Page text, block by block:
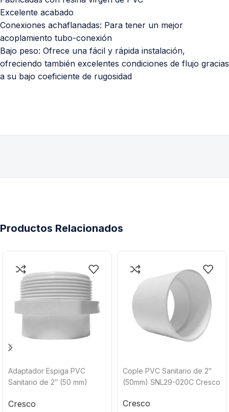
Excelente acabado
Conexiones achaflanadas: Para tener un mejor
acoplamiento tubo-conexión
Bajo peso: Ofrece una fácil y rápida instalación,
ofreciendo también excelentes condiciones de flujo gracias
a su bajo coeficiente de rugosidad
Productos Relacionados
Adaptador Espiga PVC
Sanitario de 2″ (50 mm)
Cresco
Cople PVC Sanitario de 2″
(50mm) SNL29-020C Cresco
Cresco